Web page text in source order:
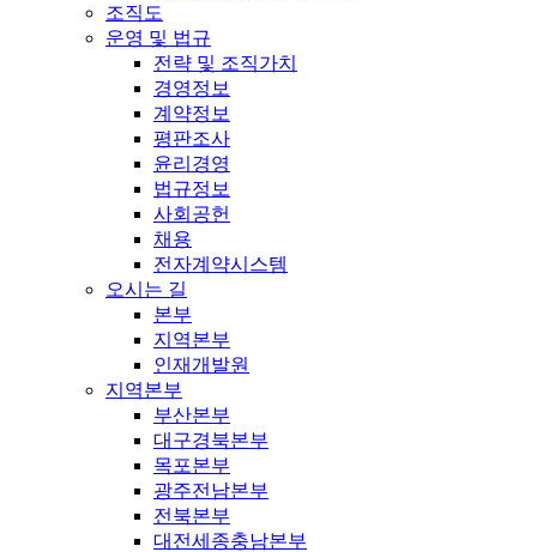
조직도
운영 및 법규
전략 및 조직가치
경영정보
계약정보
평판조사
윤리경영
법규정보
사회공헌
채용
전자계약시스템
오시는 길
본부
지역본부
인재개발원
지역본부
부산본부
대구경북본부
목포본부
광주전남본부
전북본부
대전세종충남본부